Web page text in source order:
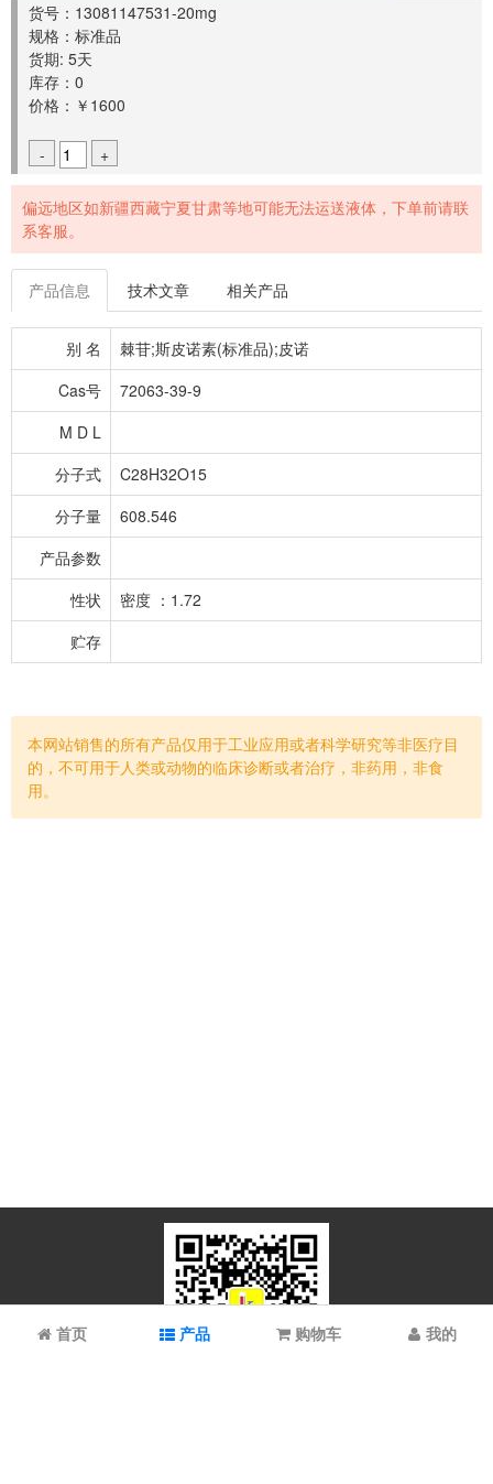
货号：13081147531-20mg
规格：标准品
货期: 5天
库存：0
价格：￥1600
- +
偏远地区如新疆西藏宁夏甘肃等地可能无法运送液体，下单前请联
系客服。
产品信息 技术文章 相关产品
别 名
棘苷;斯皮诺素(标准品);皮诺
Cas号
72063-39-9
M D L
分子式
C28H32O15
分子量
608.546
产品参数
性状
密度 ：1.72
贮存
本网站销售的所有产品仅用于工业应用或者科学研究等非医疗目
的，不可用于人类或动物的临床诊断或者治疗，非药用，非食
用。
首页 产品 购物车 我的